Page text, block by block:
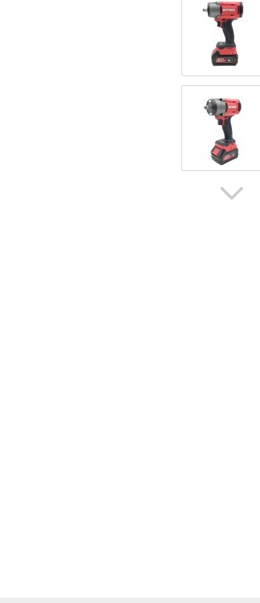
Hoflader /